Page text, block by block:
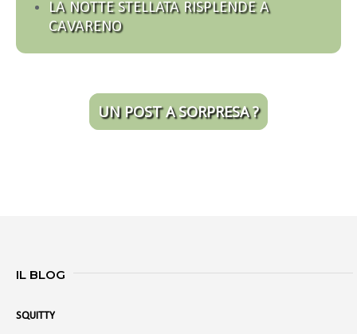
LA NOTTE STELLATA RISPLENDE A
CAVARENO
UN POST A SORPRESA ?
IL BLOG
SQUITTY